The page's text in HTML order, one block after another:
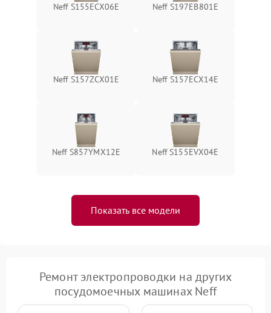
Neff S155ECX06E Neff S197EB801E
Neff S157ZCX01E Neff S157ECX14E
Neff S857YMX12E Neff S155EVX04E
Показать все модели
Ремонт электропроводки на других
посудомоечных машинах Neff